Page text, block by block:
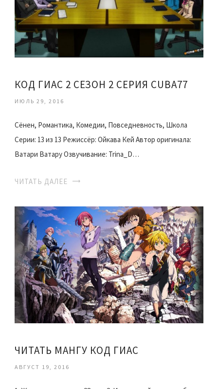
КОД ГИАС 2 СЕЗОН 2 СЕРИЯ CUBA77
ИЮЛЬ 29, 2016
Сёнен, Романтика, Комедии, Повседневность, Школа
Серии: 13 из 13 Режиссёр: Ойкава Кей Автор оригинала:
Ватари Ватару Озвучивание: Trina_D…
ЧИТАТЬ ДАЛЕЕ
ЧИТАТЬ МАНГУ КОД ГИАС
АВГУСТ 19, 2016